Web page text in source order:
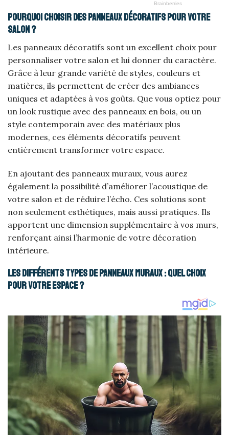
Pourquoi choisir des panneaux décoratifs pour votre
salon ?
Les panneaux décoratifs sont un excellent choix pour
personnaliser votre salon et lui donner du caractère.
Grâce à leur grande variété de styles, couleurs et
matières, ils permettent de créer des ambiances
uniques et adaptées à vos goûts. Que vous optiez pour
un look rustique avec des panneaux en bois, ou un
style contemporain avec des matériaux plus
modernes, ces éléments décoratifs peuvent
entièrement transformer votre espace.
En ajoutant des panneaux muraux, vous aurez
également la possibilité d’améliorer l’acoustique de
votre salon et de réduire l’écho. Ces solutions sont
non seulement esthétiques, mais aussi pratiques. Ils
apportent une dimension supplémentaire à vos murs,
renforçant ainsi l’harmonie de votre décoration
intérieure.
Les différents types de panneaux muraux : quel choix
pour votre espace ?